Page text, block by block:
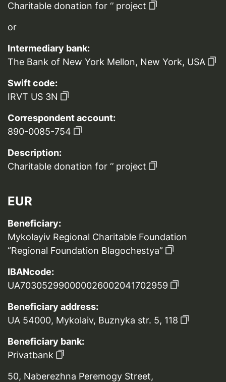
Charitable donation for ‘’ project
or
Intermediary bank:
The Bank of New York Mellon, New York, USA
Swift code:
IRVT US 3N
Correspondent account:
890-0085-754
Description:
Charitable donation for ‘’ project
EUR
Beneficiary:
Mykolayiv Regional Charitable Foundation
“Regional Foundation Blagochestya”
IBANcode:
UA703052990000026002041702959
Beneficiary address:
UA 54000, Mykolaiv, Buznyka str. 5, 118
Beneficiary bank:
Privatbank
50, Naberezhna Peremogy Street,